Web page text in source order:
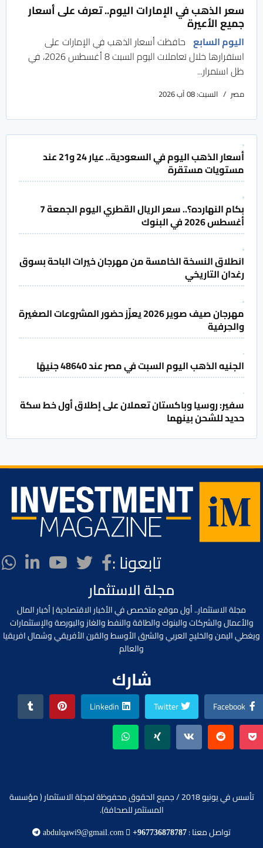
البيئة تبرز قصة نجاح مزارع الجود بالخرمة في توطين
زراعة الزعفران
صحيفة المدينة
سعر الذهب في الإمارات اليوم.. تعرف على أسعار
جميع الأعيرة
اليوم السابع حافظت أسعار الذهب في الإمارات على
استقرارها خلال تعاملات اليوم السبت 8 أغسطس 2026، في
ظل استمرار...
مصر السبت: 08 آب 2026
أسعار الذهب اليوم في السعودية.. عيار 24 و21 عند
مستويات مستقرة
بكام النهارده؟.. سعر الريال القطري اليوم الجمعة 7
أغسطس 2026 في البنوك
انطلاق النسخة الخامسة من مهرجان خيرات الباحة بسوق
رغدان التاريخي
مهرجان صيف صوير 2026 يعزّز حضور المشروعات الصغيرة
والحِرفية
الجنيه الذهب اليوم السبت في مصر عند 48640 جنيهًا
سفير: روسيا وباكستان تعملان على إطلاق أول خط سكة
حديد للشحن بينهما
تابعونا :
مجلة الاستثمار
مجلة الاستثمار.. أول موقع متخصص في الأخبار الاقتصادية | أخبار المال
والأعمال والشركات والبنوك والطاقة والنفط والغاز والبورصة والإستثمارات
ويغطي اليمن والخليج العربي والشرق الأوسط والقرن الأفريقي وشمال افريقيا
والعالم
شارك
Facebook
Twitter
Linkedin
تأسس في يونيو 2018 / جميع الحقوق محفوظة لمجلة الاستثمار ( مؤسسة
المستثمر للصحافة).
تواصل معنا : +967736878787
abdulqawi9@gmail.com